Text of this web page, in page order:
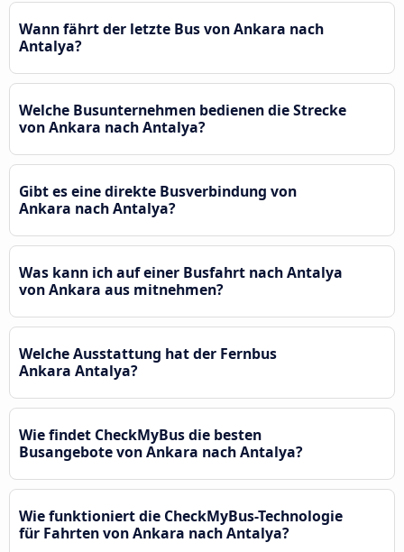
Wann fährt der letzte Bus von Ankara nach
Antalya?
Welche Busunternehmen bedienen die Strecke
von Ankara nach Antalya?
Gibt es eine direkte Busverbindung von
Ankara nach Antalya?
Was kann ich auf einer Busfahrt nach Antalya
von Ankara aus mitnehmen?
Welche Ausstattung hat der Fernbus
Ankara Antalya?
Wie findet CheckMyBus die besten
Busangebote von Ankara nach Antalya?
Wie funktioniert die CheckMyBus-Technologie
für Fahrten von Ankara nach Antalya?